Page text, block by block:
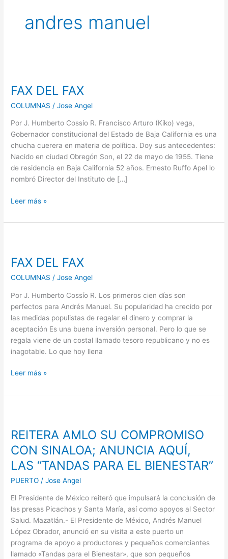
andres manuel
FAX DEL FAX
COLUMNAS /Jose Angel
Por J. Humberto Cossío R. Francisco Arturo (Kiko) vega,
Gobernador constitucional del Estado de Baja California es una
chucha cuerera en materia de política. Doy sus antecedentes:
Nacido en ciudad Obregón Son, el 22 de mayo de 1955. Tiene
de residencia en Baja California 52 años. Ernesto Ruffo Apel lo
nombró Director del Instituto de […]
FAX
Leer más »
FAX DEL FAX
COLUMNAS /Jose Angel
Por J. Humberto Cossío R. Los primeros cien días son
perfectos para Andrés Manuel. Su popularidad ha crecido por
las medidas populistas de regalar el dinero y comprar la
aceptación Es una buena inversión personal. Pero lo que se
regala viene de un costal llamado tesoro republicano y no es
inagotable. Lo que hoy llena
FAX
Leer más »
REITERA AMLO SU COMPROMISO
CON SINALOA; ANUNCIA AQUÍ,
LAS “TANDAS PARA EL BIENESTAR”
PUERTO /Jose Angel
El Presidente de México reiteró que impulsará la conclusión de
las presas Picachos y Santa María, así como apoyos al Sector
Salud. Mazatlán.- El Presidente de México, Andrés Manuel
López Obrador, anunció en su visita a este puerto un
programa de apoyo a productores y pequeños comerciantes
llamado «Tandas para el Bienestar», que son pequeños
SU
COMPROMISO
CON
SINALOA;
ANUNCIA
LAS
“TANDAS
PARA
EL
BIENESTAR”